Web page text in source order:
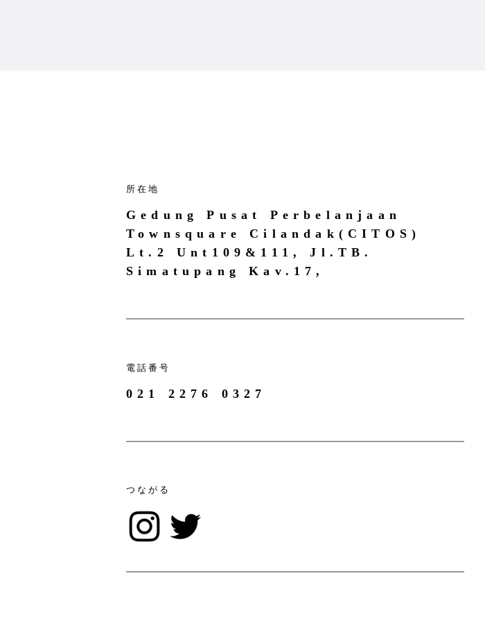
所在地
Gedung Pusat Perbelanjaan
Townsquare Cilandak(CITOS)
Lt.2 Unt109&111, Jl.TB.
Simatupang Kav.17,
電話番号
021 2276 0327
つながる